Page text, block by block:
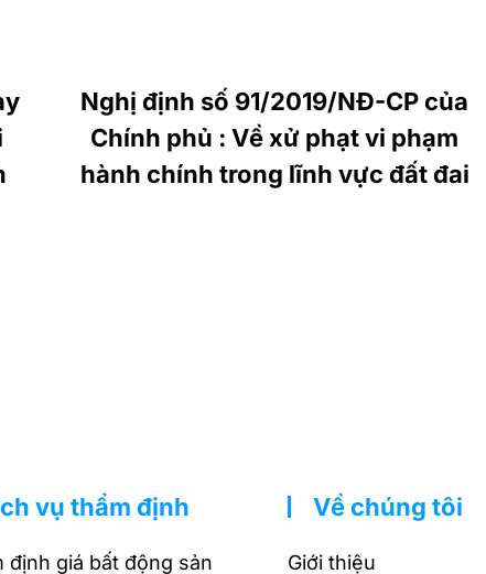
Nghị định số 91/2019/NĐ-CP của
Chính phủ : Về xử phạt vi phạm
hành chính trong lĩnh vực đất đai
vụ thẩm định
định giá bất động sản
Về chúng tôi
Giới thiệu